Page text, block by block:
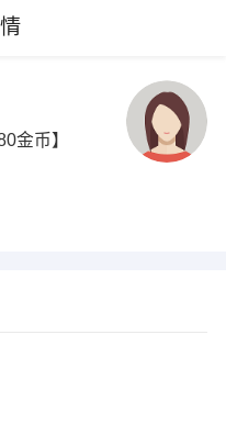
金币】